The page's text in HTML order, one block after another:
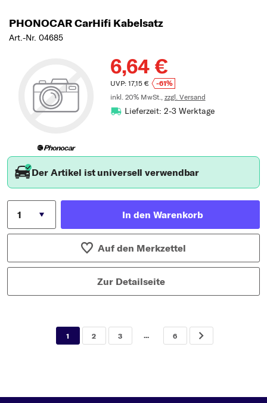
PHONOCAR CarHifi Kabelsatz
Art.-Nr. 04685
6,64 €
UVP: 17,15 €
-61%
inkl. 20% MwSt., zzgl. Versand
Lieferzeit: 2-3 Werktage
Der Artikel ist universell verwendbar
In den Warenkorb
Auf den Merkzettel
Zur Detailseite
1 2 3 ... 6